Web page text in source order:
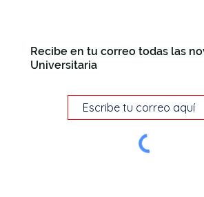
Recibe en tu correo todas las
Universitaria